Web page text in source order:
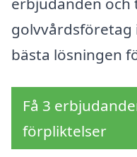
golvvårdsföretag
bästa lösningen
Få 3
förpliktelser